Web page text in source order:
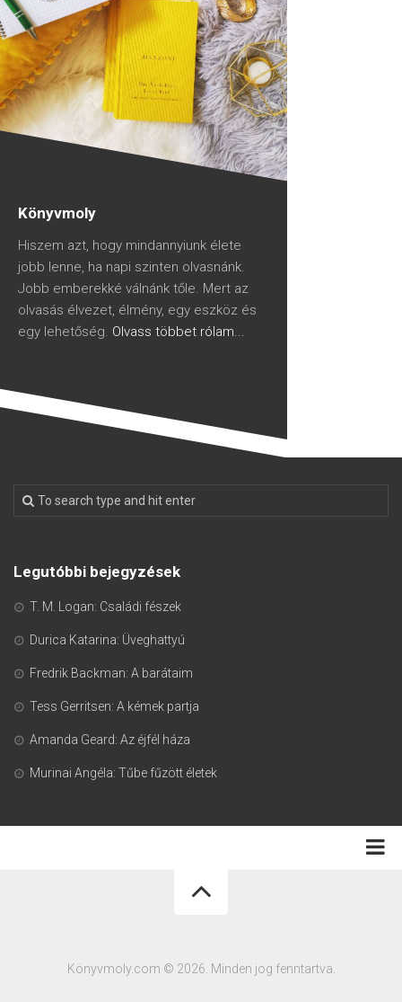
Könyvmoly
Hiszem azt, hogy mindannyiunk élete
jobb lenne, ha napi szinten olvasnánk.
Jobb emberekké válnánk tőle. Mert az
olvasás élvezet, élmény, egy eszköz és
egy lehetőség. Olvass többet rólam...
Legutóbbi bejegyzések
T. M. Logan: Családi fészek
Durica Katarina: Üveghattyú
Fredrik Backman: A barátaim
Tess Gerritsen: A kémek partja
Amanda Geard: Az éjfél háza
Murinai Angéla: Tűbe fűzött életek
Könyvmoly.com © 2026. Minden jog fenntartva.